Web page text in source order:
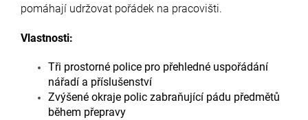
pomáhají udržovat pořádek na pracovišti.
Vlastnosti:
Tři prostorné police pro přehledné uspořádání
nářadí a příslušenství
Zvýšené okraje polic zabraňující pádu předmětů
během přepravy